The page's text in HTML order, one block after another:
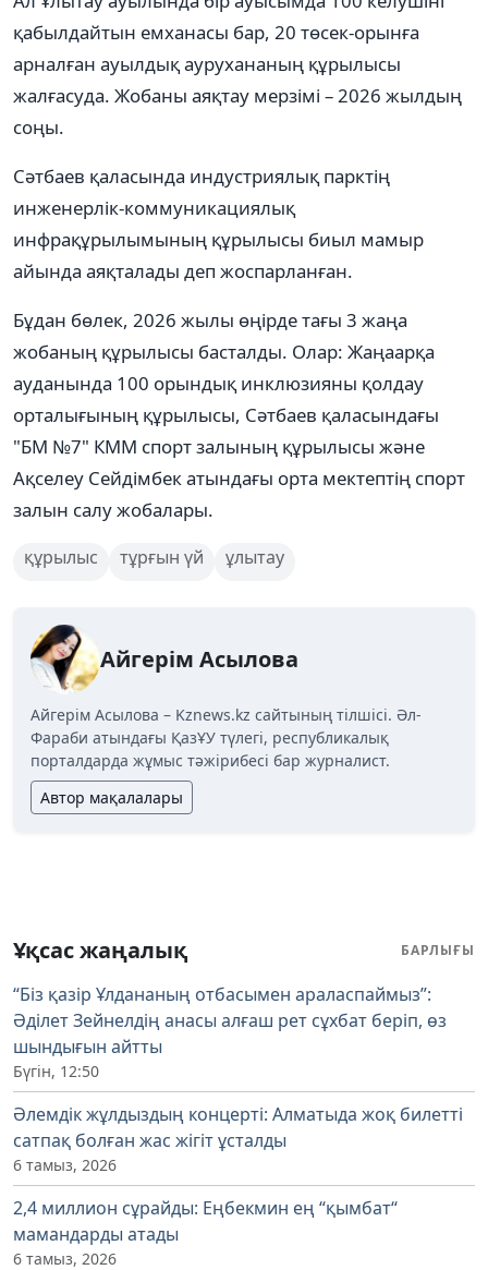
қабылдайтын емханасы бар, 20 төсек-орынға
арналған ауылдық аурухананың құрылысы
жалғасуда. Жобаны аяқтау мерзімі – 2026 жылдың
соңы.
Сәтбаев қаласында индустриялық парктің
инженерлік-коммуникациялық
инфрақұрылымының құрылысы биыл мамыр
айында аяқталады деп жоспарланған.
Бұдан бөлек, 2026 жылы өңірде тағы 3 жаңа
жобаның құрылысы басталды. Олар: Жаңаарқа
ауданында 100 орындық инклюзияны қолдау
орталығының құрылысы, Сәтбаев қаласындағы
"БМ №7" КММ спорт залының құрылысы және
Ақселеу Сейдімбек атындағы орта мектептің спорт
залын салу жобалары.
құрылыс тұрғын үй ұлытау
Айгерім Асылова
Айгерім Асылова – Kznews.kz сайтының тілшісі. Әл-
Фараби атындағы ҚазҰУ түлегі, республикалық
порталдарда жұмыс тәжірибесі бар журналист.
Автор мақалалары
Ұқсас жаңалық БАРЛЫҒЫ
“Біз қазір Ұлдананың отбасымен араласпаймыз”:
Әділет Зейнелдің анасы алғаш рет сұхбат беріп, өз
шындығын айтты
Бүгін, 12:50
Әлемдік жұлдыздың концерті: Алматыда жоқ билетті
сатпақ болған жас жігіт ұсталды
6 тамыз, 2026
2,4 миллион сұрайды: Еңбекмин ең “қымбат“
мамандарды атады
6 тамыз, 2026